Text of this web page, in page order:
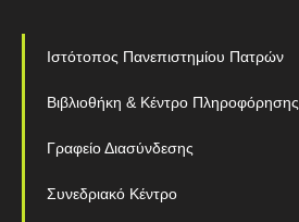
Ιστότοπος Πανεπιστημίου Πατρών
Βιβλιοθήκη & Κέντρο Πληροφόρησης
Γραφείο Διασύνδεσης
Συνεδριακό Κέντρο